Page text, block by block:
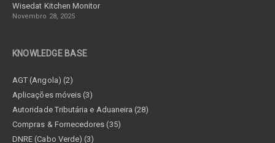
Wisedat Kitchen Monitor
Novembro 28, 2025
KNOWLEDGE BASE
AGT (Angola) (2)
Aplicações móveis (3)
Autoridade Tributária e Aduaneira (28)
Compras & Fornecedores (35)
DNRE (Cabo Verde) (3)